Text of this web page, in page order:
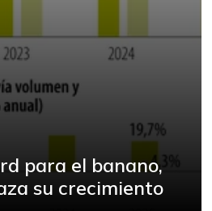
para el banano,
su crecimiento